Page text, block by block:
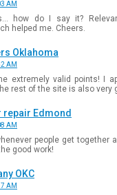
AM
how do I say it?
helped me. Cheers.
Oklahoma
AM
extremely valid points! I
rest of the site is also very
Edmond
AM
people get together
good work!
OKC
AM